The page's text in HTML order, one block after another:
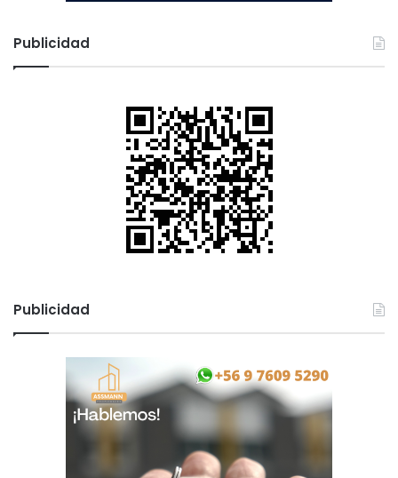
Publicidad
Publicidad